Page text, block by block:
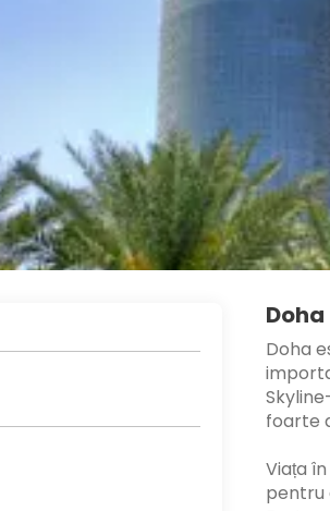
Doha
Doha
foarte
Viața
pentru